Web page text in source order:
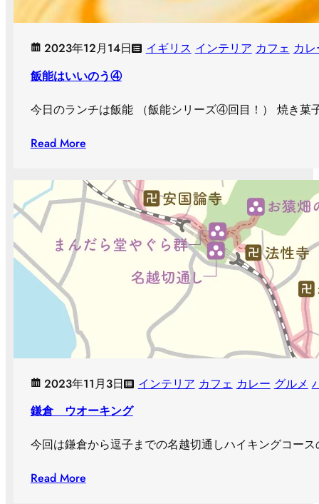
2023年12月14日 イギリス インテリア カフェ カ
飯能はいいのう④
今日のランチは飯能 （飯能シリーズ④回目！） 焼き
Read More
2023年11月3日 インテリア カフェ カレー グルメ
鎌倉 ウオーキング
今回は鎌倉から逗子までの名越切通しハイキングコー
Read More